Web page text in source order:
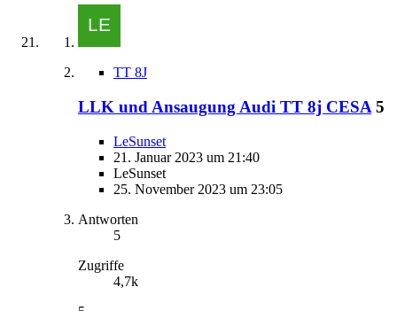
TT 8J
LLK und Ansaugung Audi TT 8j CESA 5
LeSunset
21. Januar 2023 um 21:40
LeSunset
25. November 2023 um 23:05
Antworten
5
Zugriffe
4,7k